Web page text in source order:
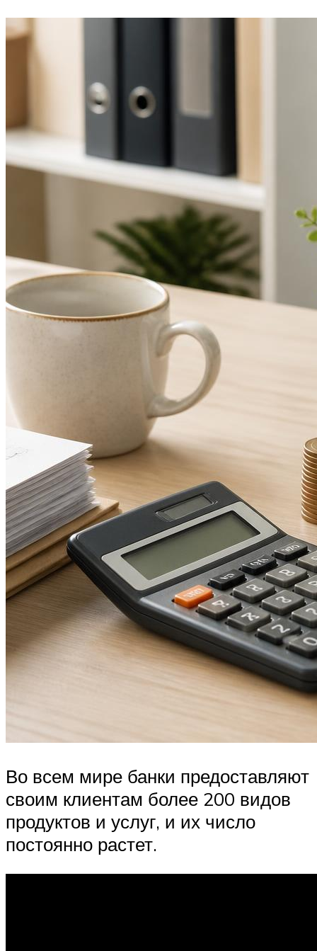
Во всем мире банки предоставляют
своим клиентам более 200 видов
продуктов и услуг, и их число
постоянно растет.